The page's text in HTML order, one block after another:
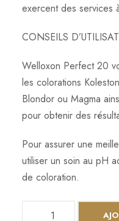
exercent des services
CONSEILS
Welloxon Perfect 20
les colorations
Blondor ou Magma
pour obtenir des
Pour assurer une
utiliser un soin au pH
de coloration.